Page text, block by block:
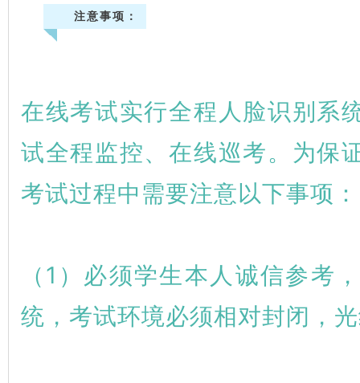
注意事项：
在线考试实行全程人脸识别系
试全程监控、在线巡考。为保
考试过程中需要注意以下事项：
（1）必须学生本人诚信参考
统，考试环境必须相对封闭，